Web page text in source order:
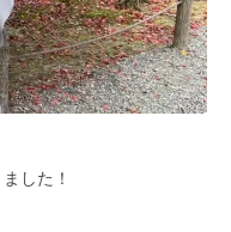
した！